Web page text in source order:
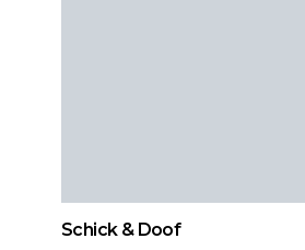
Schick & Doof